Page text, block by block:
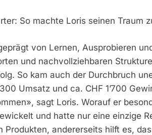
So machte Loris seinen Traum
von Lernen, Ausprobieren
und nachvollziehbaren
So kam auch der Durchbruch
Umsatz und ca. CHF 1’700
sagt Loris. Worauf er
und hatte nur eine einzige
Produkten, andererseits hilft es,